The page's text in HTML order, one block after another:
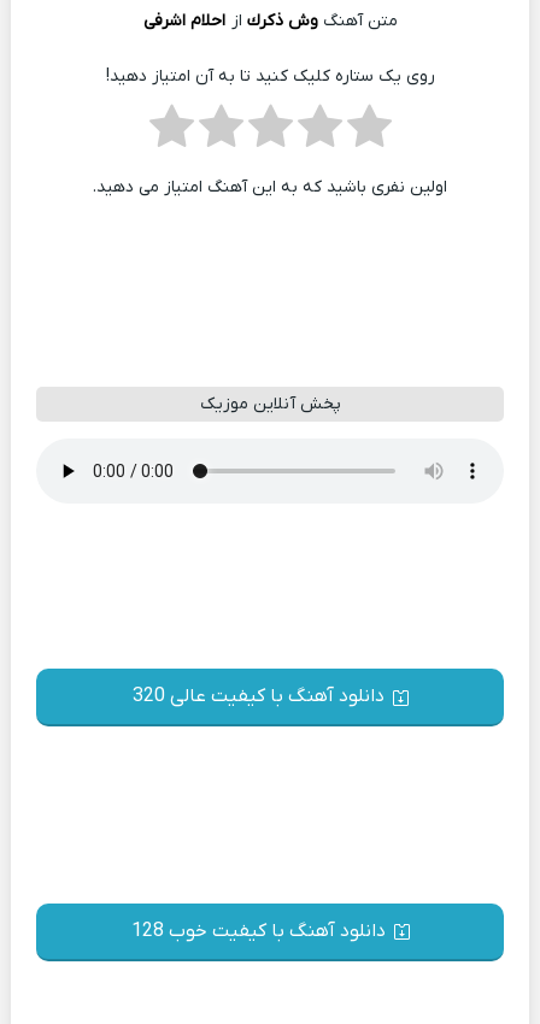
متن آهنگوش ذكرك از احلام اشرفی
روی یک ستاره کلیک کنید تا به آن امتیاز دهید!
اولین نفری باشید که به این آهنگ امتیاز می دهید.
پخش آنلاین موزیک
دانلود آهنگ با کیفیت عالی 320
دانلود آهنگ با کیفیت خوب 128